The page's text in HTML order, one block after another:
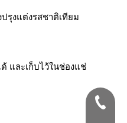
รุงแต่งรสชาติเทียม
และเก็บไว้ในช่องแช่
+86-